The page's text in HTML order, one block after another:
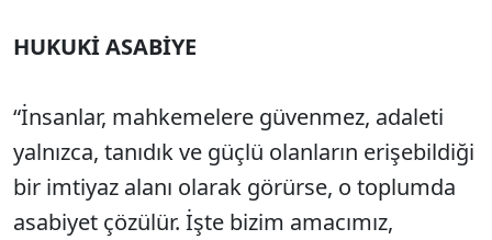
HUKUKİ ASABİYE
“İnsanlar, mahkemelere güvenmez, adaleti
yalnızca, tanıdık ve güçlü olanların erişebildiği
bir imtiyaz alanı olarak görürse, o toplumda
asabiyet çözülür. İşte bizim amacımız,